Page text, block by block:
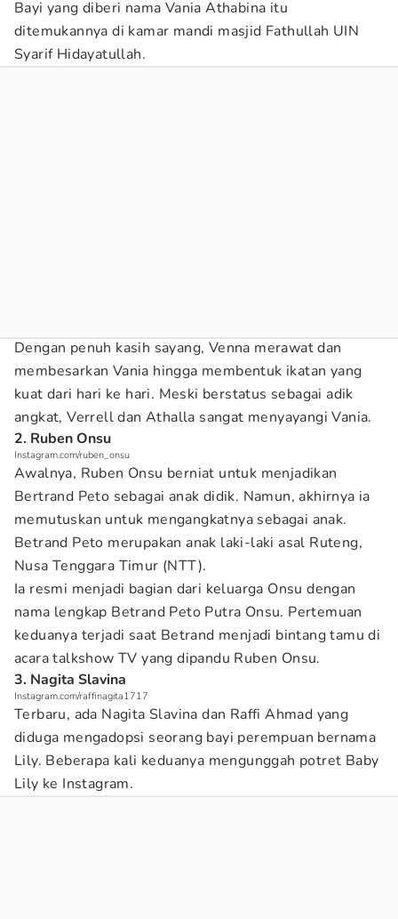
Bayi yang diberi nama Vania Athabina itu
ditemukannya di kamar mandi masjid Fathullah UIN
Syarif Hidayatullah.
Dengan penuh kasih sayang, Venna merawat dan
membesarkan Vania hingga membentuk ikatan yang
kuat dari hari ke hari. Meski berstatus sebagai adik
angkat, Verrell dan Athalla sangat menyayangi Vania.
2. Ruben Onsu
Instagram.com/ruben_onsu
Awalnya, Ruben Onsu berniat untuk menjadikan
Bertrand Peto sebagai anak didik. Namun, akhirnya ia
memutuskan untuk mengangkatnya sebagai anak.
Betrand Peto merupakan anak laki-laki asal Ruteng,
Nusa Tenggara Timur (NTT).
Ia resmi menjadi bagian dari keluarga Onsu dengan
nama lengkap Betrand Peto Putra Onsu. Pertemuan
keduanya terjadi saat Betrand menjadi bintang tamu di
acara talkshow TV yang dipandu Ruben Onsu.
3. Nagita Slavina
Instagram.com/raffinagita1717
Terbaru, ada Nagita Slavina dan Raffi Ahmad yang
diduga mengadopsi seorang bayi perempuan bernama
Lily. Beberapa kali keduanya mengunggah potret Baby
Lily ke Instagram.